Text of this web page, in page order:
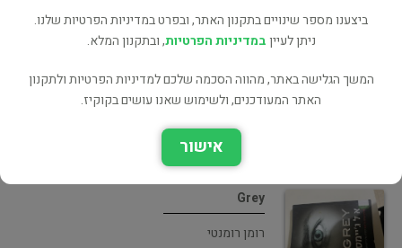
Grey
Grey
רומן רומנטי
ביצענו מספר שינויים בתקנון האתר, ובפרט במדיניות הפרטיות שלנו.
ניתן לעייןבמדיניות הפרטיות, ובתקנון המלא.
המשך הגלישה באתר, מהווה הסכמה שלכם למדיניות הפרטיות ולתקנון
האתר המעודכנים, ולשימוש שאנו עושים בקוקיז.
אישור